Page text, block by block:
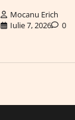
Mocanu Erich
Iulie 7, 2026
0